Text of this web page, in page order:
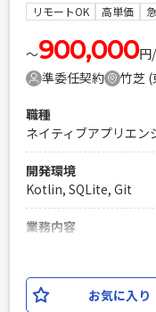
ブリーダーのご経験が
Laravelを用いた開
エンジニア複数人の
リモートOK 高単価
〜900,000円
準委任契約
竹芝 (
職種
ネイティブアプリエン
開発環境
Kotlin, SQLite, Git
業務内容
せいたします。 作業
スト・結合テストを想
えて、リーダーかSE
お気に入り